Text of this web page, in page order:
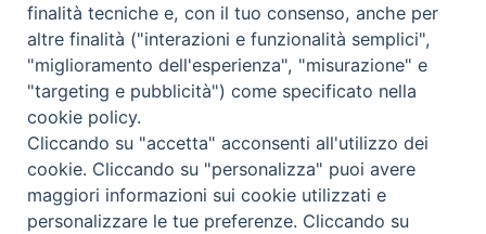
Accessibilità
Note Legali|Privacy
Prossime reperibilità IZSLER
Il servizio di Pronta Disponibilità viene garantito per entrambe le
Regioni nelle giornate di sabato e nei giorni festivi: dalle 08.00
alle 20.00
08/08/2026 PER LA REGIONE LOMBARDIA:
finalità tecniche e, con il tuo consenso, anche per
altre finalità ("interazioni e funzionalità semplici",
"miglioramento dell'esperienza", "misurazione" e
"targeting e pubblicità") come specificato nella
cookie policy.
Cliccando su "accetta" acconsenti all'utilizzo dei
cookie. Cliccando su "personalizza" puoi avere
maggiori informazioni sui cookie utilizzati e
personalizzare le tue preferenze. Cliccando su